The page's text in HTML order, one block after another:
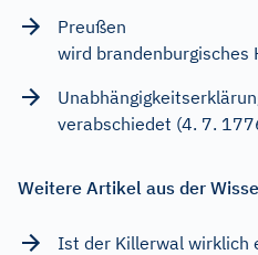
Preußen
wird
verabschiedet (4. 7.
Weitere Artikel aus der
Ist der Killerwal wirklich